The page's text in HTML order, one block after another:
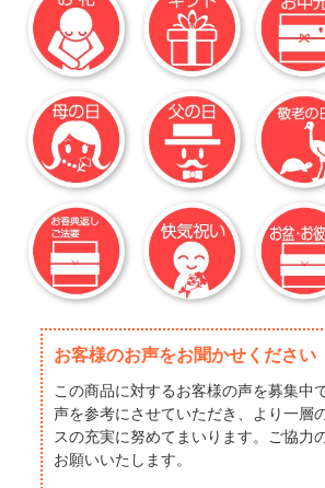
お客様のお声をお聞かせください
この商品に対するお客様の声を募集中
声を参考にさせていただき、より一層
スの充実に努めてまいります。ご協力
お願いいたします。